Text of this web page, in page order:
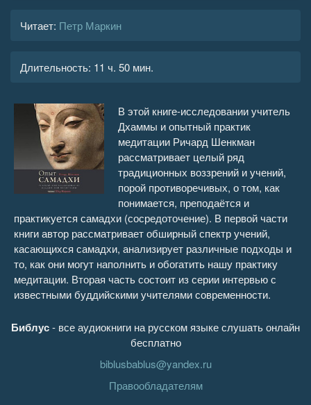
27:13
15 Интервью с Па-Ауком Саядо
16 Приложения
Читает: Петр Маркин
Длительность: 11 ч. 50 мин.
В этой книге-исследовании учитель
Дхаммы и опытный практик
медитации Ричард Шенкман
рассматривает целый ряд
традиционных воззрений и учений,
порой противоречивых, о том, как
понимается, преподаётся и
практикуется самадхи (сосредоточение). В первой части
книги автор рассматривает обширный спектр учений,
касающихся самадхи, анализирует различные подходы и
то, как они могут наполнить и обогатить нашу практику
медитации. Вторая часть состоит из серии интервью с
известными буддийскими учителями современности.
Библус- все аудиокниги на русском языке слушать онлайн
бесплатно
biblusbablus@yandex.ru
Правообладателям